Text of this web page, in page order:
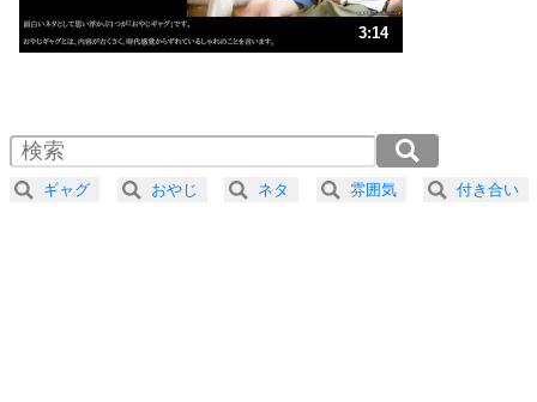
ストレス対策
人生、なんとかなるもの。
気楽に生きる30の方法
4 器の大きい人は、怒りを優しさで表現する。
プラス思考
3:14
2.0倍速 （380KB 1分37秒）
2.5倍速 （304KB 1分17秒）
3.0倍速 （254KB 1分4秒）
ギャグ おやじ ネタ 雰囲気 付き合い